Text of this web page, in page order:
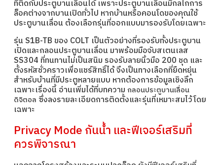
ที่ติดกับประตูบานเลื่อนได้ เพราะประตูบานเลื่อนมีกลไกการ
ล็อคต่างจากบานเปิดทั่วไป หากบ้านหรือคอนโดของคุณใช้
ประตูบานเลื่อน ต้องเลือกรุ่นที่ออกแบบมารองรับโดยเฉพาะ
รุ่น S1B-TB ของ COLT เป็นตัวอย่างที่รองรับทั้งประตูบาน
เปิดและกลอนประตูบานเลื่อน มาพร้อมมือจับสเตนเลส
SS304 ที่ทนทานไม่เป็นสนิม รองรับลายนิ้วมือ 200 ชุด และ
ตั้งรหัสชั่วคราวเพื่อแชร์สิทธิ์ได้ จึงเป็นทางเลือกที่ยืดหยุ่น
สำหรับบ้านที่มีประตูหลายแบบ หากต้องการข้อมูลเชิงลึก
เฉพาะเรื่องนี้ อ่านเพิ่มได้ที่บทความ กลอนประตูบานเลื่อน
ดิจิตอล ซึ่งลงรายละเอียดการติดตั้งและรุ่นที่เหมาะสมไว้โดย
เฉพาะ
Privacy Mode กันน้ำ และฟีเจอร์เสริมที่
ควรพิจารณา